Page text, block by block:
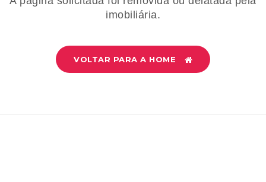
imobiliária.
VOLTAR PARA A HOME